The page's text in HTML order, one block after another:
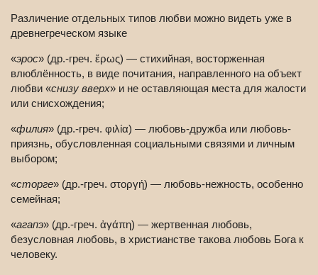
Различение отдельных типов любви можно видеть уже в
древнегреческом языке
«эрос» (др.-греч. ἔρως) — стихийная, восторженная
влюблённость, в виде почитания, направленного на объект
любви «снизу вверх» и не оставляющая места для жалости
или снисхождения;
«филия» (др.-греч. φιλία) — любовь-дружба или любовь-
приязнь, обусловленная социальными связями и личным
выбором;
«сторге» (др.-греч. στοργή) — любовь-нежность, особенно
семейная;
«агапэ» (др.-греч. ἀγάπη) — жертвенная любовь,
безусловная любовь, в христианстве такова любовь Бога к
человеку.